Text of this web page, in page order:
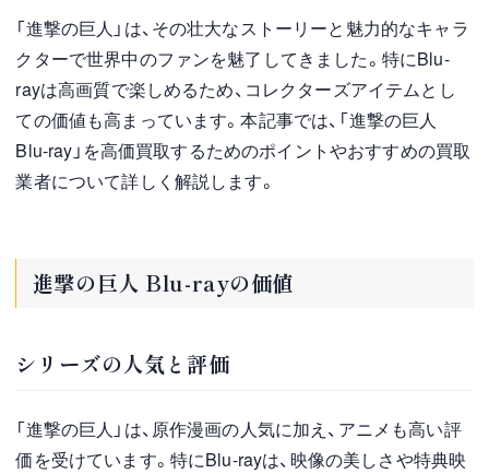
「進撃の巨人」は、その壮大なストーリーと魅力的なキャラ
クターで世界中のファンを魅了してきました。特にBlu-
rayは高画質で楽しめるため、コレクターズアイテムとし
ての価値も高まっています。本記事では、「進撃の巨人
Blu-ray」を高価買取するためのポイントやおすすめの買取
業者について詳しく解説します。
進撃の巨人 Blu-rayの価値
シリーズの人気と評価
「進撃の巨人」は、原作漫画の人気に加え、アニメも高い評
価を受けています。特にBlu-rayは、映像の美しさや特典映